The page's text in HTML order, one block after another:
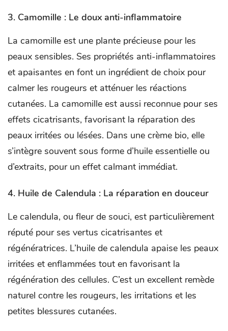
3. Camomille : Le doux anti-inflammatoire
La camomille est une plante précieuse pour les
peaux sensibles. Ses propriétés anti-inflammatoires
et apaisantes en font un ingrédient de choix pour
calmer les rougeurs et atténuer les réactions
cutanées. La camomille est aussi reconnue pour ses
effets cicatrisants, favorisant la réparation des
peaux irritées ou lésées. Dans une crème bio, elle
s’intègre souvent sous forme d’huile essentielle ou
d’extraits, pour un effet calmant immédiat.
4. Huile de Calendula : La réparation en douceur
Le calendula, ou fleur de souci, est particulièrement
réputé pour ses vertus cicatrisantes et
régénératrices. L’huile de calendula apaise les peaux
irritées et enflammées tout en favorisant la
régénération des cellules. C’est un excellent remède
naturel contre les rougeurs, les irritations et les
petites blessures cutanées.